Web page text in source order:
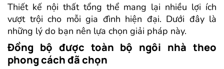
Thiết kế nội thất tổng thể mang lại nhiều lợi ích
vượt trội cho mỗi gia đình hiện đại. Dưới đây là
những lý do bạn nên lựa chọn giải pháp này.
Đồng bộ được toàn bộ ngôi nhà theo
phong cách đã chọn